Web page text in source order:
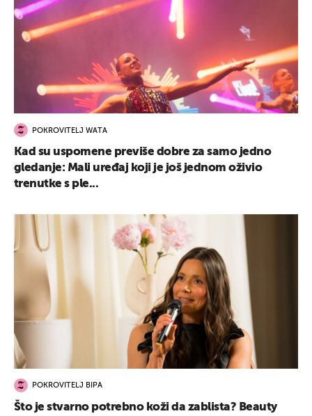
POKROVITELJ WATA
Kad su uspomene previše dobre za samo jedno
gledanje: Mali uređaj koji je još jednom oživio
trenutke s ple...
POKROVITELJ BIPA
Što je stvarno potrebno koži da zablista? Beauty